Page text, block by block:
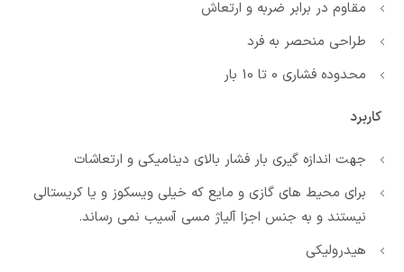
مقاوم در برابر ضربه و ارتعاش
طراحی منحصر به فرد
محدوده فشاری 0 تا 10 بار
کاربرد
جهت اندازه گیری بار فشار بالای دینامیکی و ارتعاشات
برای محیط های گازی و مایع که خیلی ویسکوز و یا کریستالی
نیستند و به جنس اجزا آلیاژ مسی آسیب نمی رساند.
هیدرولیکی